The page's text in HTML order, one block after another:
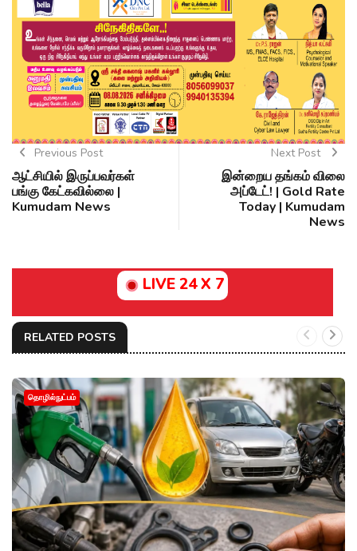
Previous Post
ஆட்சியில் இருப்பவர்கள்
பங்கு கேட்கவில்லை |
Kumudam News
Next Post
இன்றைய தங்கம் விலை
அப்டேட்! | Gold Rate
Today | Kumudam
News
LIVE 24 X 7
RELATED POSTS
தொழில்நுட்பம்